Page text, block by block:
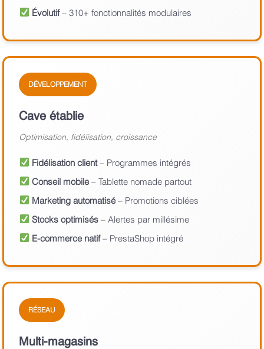
Évolutif– 310+ fonctionnalités modulaires
DÉVELOPPEMENT
Cave établie
Optimisation, fidélisation, croissance
Fidélisation client– Programmes intégrés
Conseil mobile– Tablette nomade partout
Marketing automatisé– Promotions ciblées
Stocks optimisés– Alertes par millésime
E-commerce natif– PrestaShop intégré
RÉSEAU
Multi-magasins